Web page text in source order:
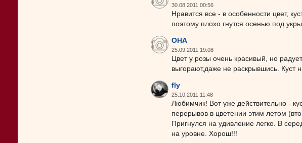
30.08.2011 00:56
Нравится все - в особенности цвет,
поэтому плохо гнутся осенью под
OHA
25.09.2011 19:08
Цвет у розы очень красивый, но
выгорают,даже не раскрывшись. Куст
fly
25.10.2011 11:48
Любимчик! Вот уже действительно -
перерывов в цветении этим летом
Пригнулся на удивление легко. В
на уровне. Хорош!!!